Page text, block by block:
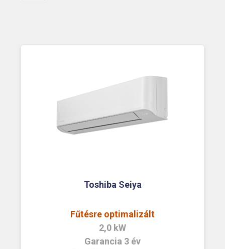
Toshiba Seiya
Fűtésre optimalizált
2,0 kW
Garancia 3 év